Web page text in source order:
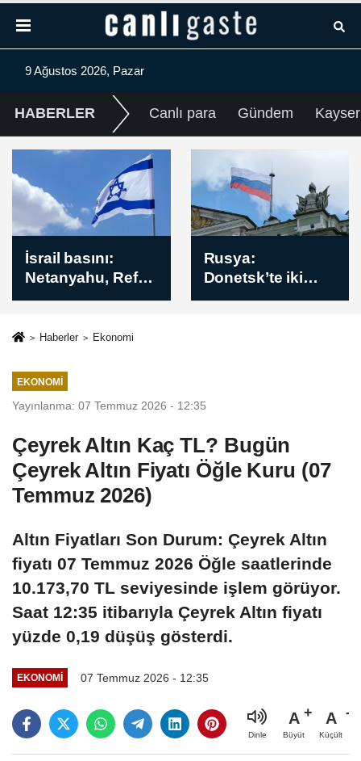
9 Ağustos 2026, Pazar
HABERLER Canlı para Gündem
Rusya:
Donetsk’te iki
yerleşim yeri
geçti
Beşiktaş-Hradec
Kralove rövanş
maçını İsviçreli
Haberler Ekonomi
EKONOMI
Yayınlanma: 07 Temmuz 2026 - 12:35
Çeyrek Altın Kaç TL? Bugün
Çeyrek Altın Fiyatı Öğle Kuru (07
Temmuz 2026)
Altın Fiyatları Son Durum: Çeyrek Altın
fiyatı 07 Temmuz 2026 Öğle saatlerinde
10.173,70 TL seviyesinde işlem görüyor.
Saat 12:35 itibarıyla Çeyrek Altın fiyatı
yüzde 0,19 düşüş gösterdi.
EKONOMI 07 Temmuz 2026 - 12:35
Dinle
A
Büyüt
A
Küçült